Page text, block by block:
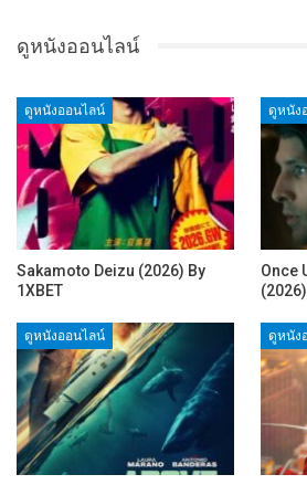
ดูหนังออนไลน์
ดูหนังออนไลน์
Sakamoto Deizu (2026) By
1XBET
ดูหนัง
Once
ดูหนังออนไลน์ ดูหนัง